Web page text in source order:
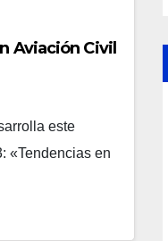
Aviación Civil
este
«Tendencias en